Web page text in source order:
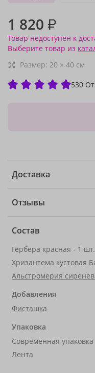
1 820 ₽
Товар недоступен к
Выберите товар из
Размер: 20 × 40 см
530
Доставка
Отзывы
Состав
Гербера красная - 1 шт.
Хризантема кустовая
Альстромерия
Добавления
Фисташка
Упаковка
Современная упаковка
Лента